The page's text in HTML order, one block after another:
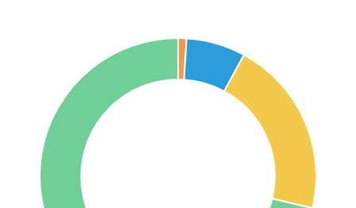
Paris
arrondissement
15 155 €
83000 - Toulon